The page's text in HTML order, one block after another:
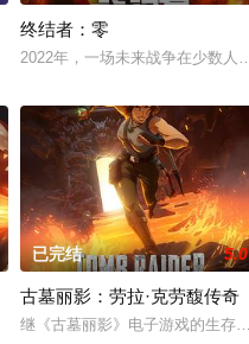
四处逃亡的“罗夏”的沃尔特·科
莉脑海中的复杂情绪进行的一场
终结者：零
2022年，一场未来战争在少数人
狼也会出现。
，展现你的长处，或是摧毁你的
已完结 5.0
古墓丽影：劳拉·克劳馥传奇
继《古墓丽影》电子游戏的生存